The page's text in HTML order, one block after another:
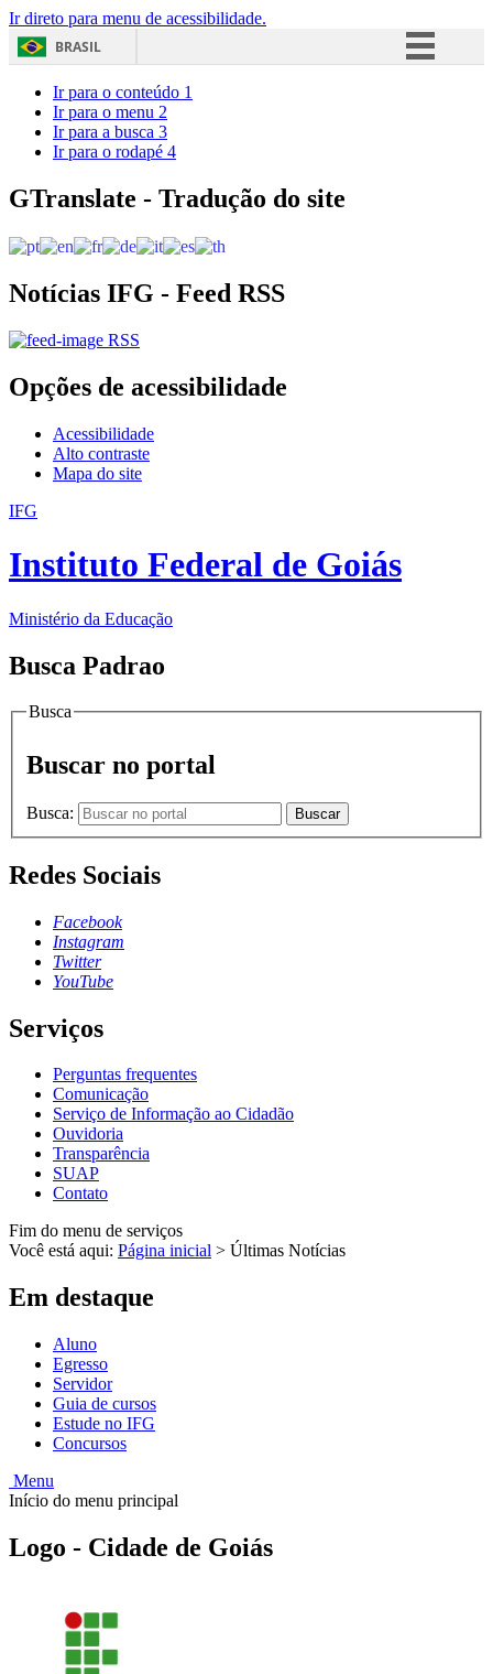
Ir direto para menu de acessibilidade.
BRASIL
Acesso à informação
Ir para o conteúdo 1
Ir para o menu 2
Ir para a busca 3
Ir para o rodapé 4
GTranslate - Tradução do site
Notícias IFG - Feed RSS
RSS
Opções de acessibilidade
Acessibilidade
Alto contraste
Mapa do site
IFG
Instituto Federal de Goiás
Ministério da Educação
Busca Padrao
Busca
Buscar no portal
Busca: Buscar
Redes Sociais
Facebook
Instagram
Twitter
YouTube
Serviços
Perguntas frequentes
Comunicação
Serviço de Informação ao Cidadão
Ouvidoria
Transparência
SUAP
Contato
Fim do menu de serviços
Você está aqui: Página inicial > Últimas Notícias
Em destaque
Aluno
Egresso
Servidor
Guia de cursos
Estude no IFG
Concursos
Menu
Início do menu principal
Logo - Cidade de Goiás